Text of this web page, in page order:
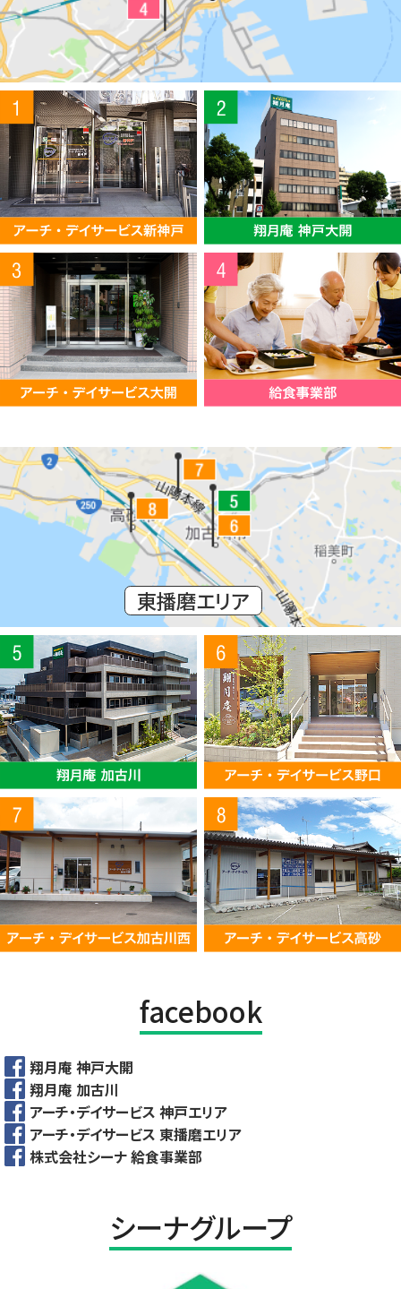
東播磨エリア
facebook
翔月庵 神戸大開
翔月庵 加古川
アーチ・デイサービス 神戸エリア
アーチ・デイサービス 東播磨エリア
株式会社シーナ 給食事業部
シーナグループ